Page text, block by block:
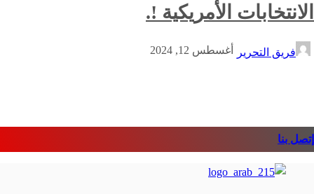
الانتخابات الأمريكية !.
فريق التحرير أغسطس 12, 2024
إتصل بنا